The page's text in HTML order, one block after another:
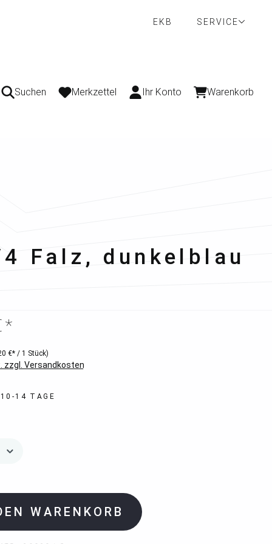
EKB
SERVICE
Suchen Merkzettel Ihr Konto Warenkorb
Falz, dunkelblau
€* / 1 Stück)
zzgl. Versandkosten
14 TAGE
WARENKORB